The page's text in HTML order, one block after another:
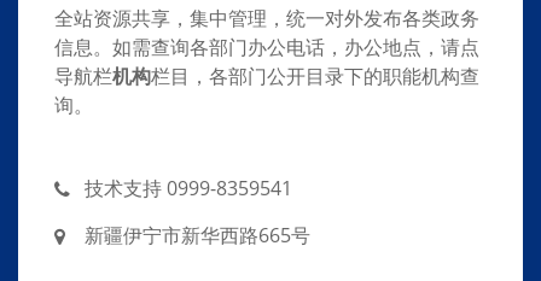
全站资源共享，集中管理，统一对外发布各类政务
信息。如需查询各部门办公电话，办公地点，请点
导航栏机构栏目，各部门公开目录下的职能机构查
询。
技术支持 0999-8359541
新疆伊宁市新华西路665号